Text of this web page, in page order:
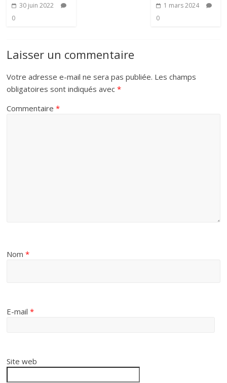
30 juin 2022
0
1 mars 2024
0
Laisser un commentaire
Votre adresse e-mail ne sera pas publiée. Les champs
obligatoires sont indiqués avec*
Commentaire*
Nom*
E-mail*
Site web